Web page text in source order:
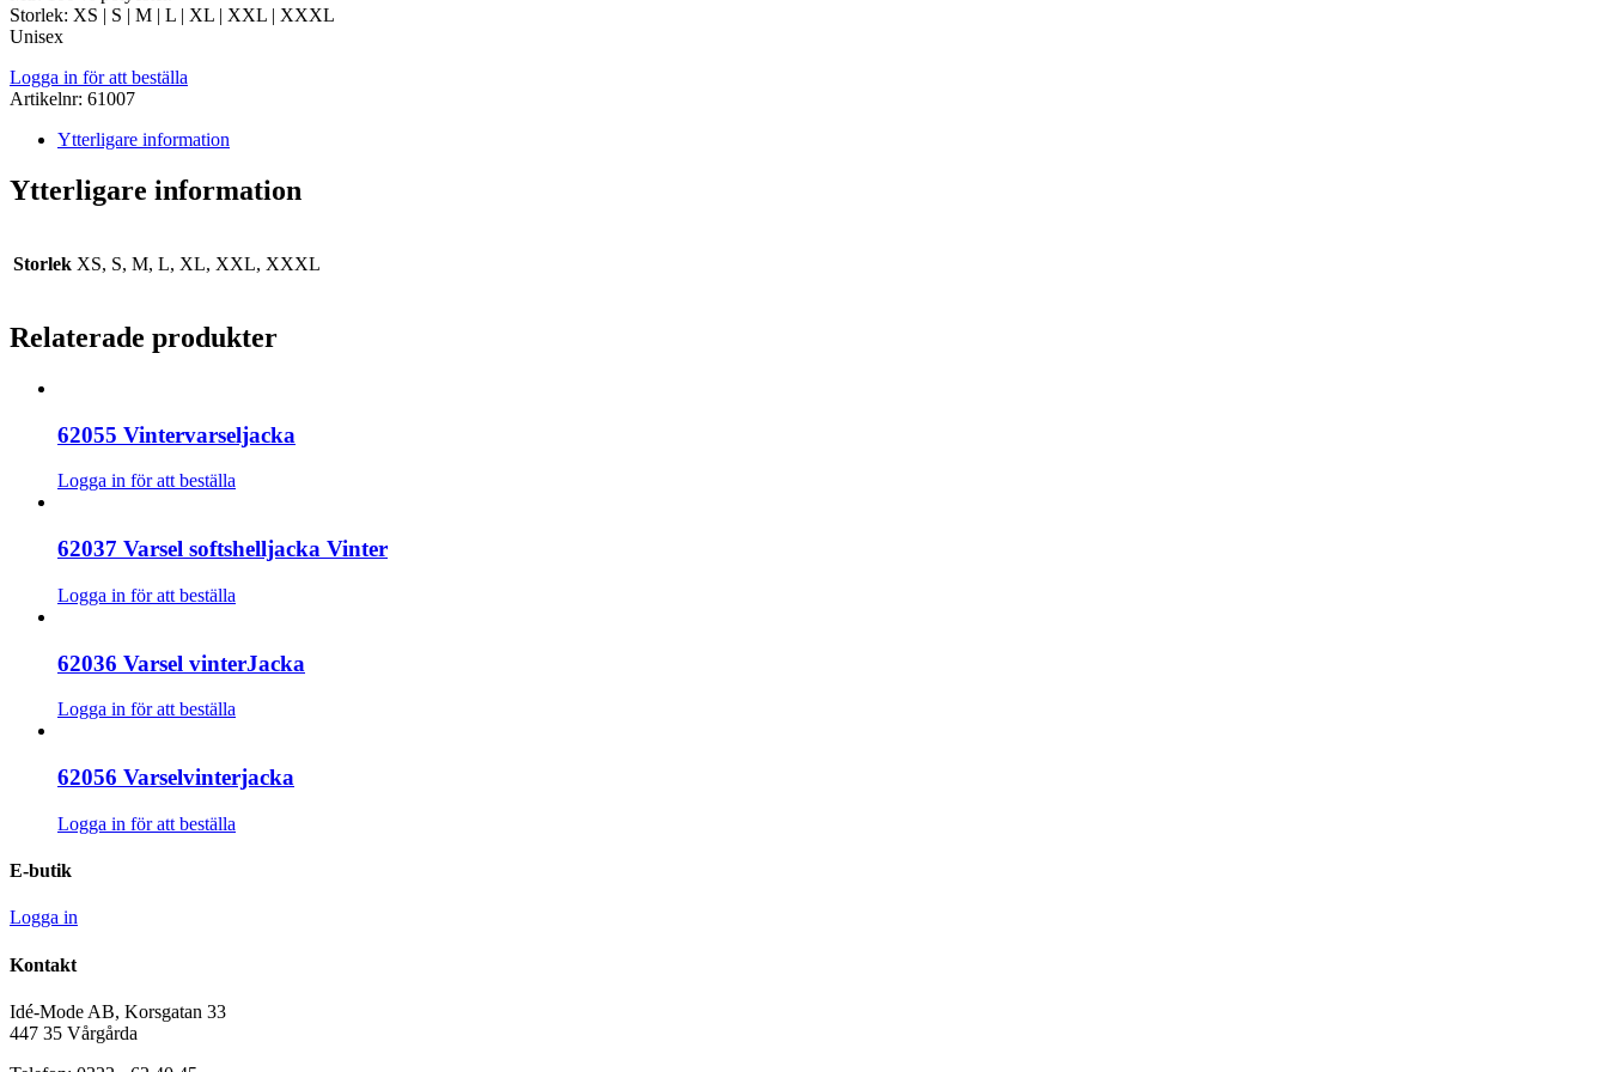
Storlek: XS | S | M | L | XL | XXL | XXXL
Unisex
Logga in för att beställa
Artikelnr: 61007
Ytterligare information
Ytterligare information
Storlek XS, S, M, L, XL, XXL, XXXL
Relaterade produkter
62055 Vintervarseljacka
Logga in för att beställa
62037 Varsel softshelljacka Vinter
Logga in för att beställa
62036 Varsel vinterJacka
Logga in för att beställa
62056 Varselvinterjacka
Logga in för att beställa
E-butik
Logga in
Kontakt
Idé-Mode AB, Korsgatan 33
447 35 Vårgårda